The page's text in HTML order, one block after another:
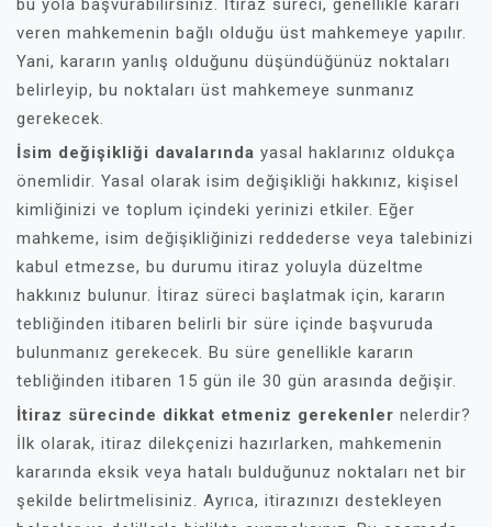
bu yola başvurabilirsiniz. İtiraz süreci, genellikle kararı
veren mahkemenin bağlı olduğu üst mahkemeye yapılır.
Yani, kararın yanlış olduğunu düşündüğünüz noktaları
belirleyip, bu noktaları üst mahkemeye sunmanız
gerekecek.
İsim değişikliği davalarında yasal haklarınız oldukça
önemlidir. Yasal olarak isim değişikliği hakkınız, kişisel
kimliğinizi ve toplum içindeki yerinizi etkiler. Eğer
mahkeme, isim değişikliğinizi reddederse veya talebinizi
kabul etmezse, bu durumu itiraz yoluyla düzeltme
hakkınız bulunur. İtiraz süreci başlatmak için, kararın
tebliğinden itibaren belirli bir süre içinde başvuruda
bulunmanız gerekecek. Bu süre genellikle kararın
tebliğinden itibaren 15 gün ile 30 gün arasında değişir.
İtiraz sürecinde dikkat etmeniz gerekenler nelerdir?
İlk olarak, itiraz dilekçenizi hazırlarken, mahkemenin
kararında eksik veya hatalı bulduğunuz noktaları net bir
şekilde belirtmelisiniz. Ayrıca, itirazınızı destekleyen